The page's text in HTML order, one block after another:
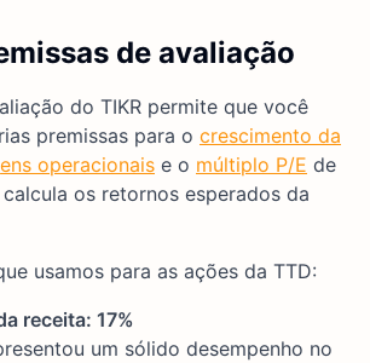
de avaliação
do TIKR permite que você
premissas para o crescimento da
operacionais e o múltiplo P/E de
os retornos esperados da
usamos para as ações da TTD:
receita: 17%
um sólido desempenho no